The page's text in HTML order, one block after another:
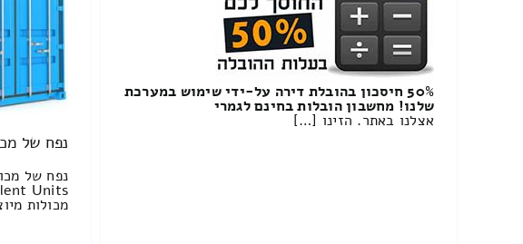
50% חיסכון בהובלת דירה על-ידי שימוש במערכת
שלנו! מחשבון הובלות בחינם לגמרי
אצלנו באתר. הזינו […]
נפח של
Units
מכולות